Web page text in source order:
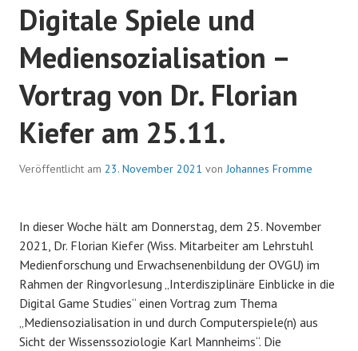
Digitale Spiele und
Mediensozialisation –
Vortrag von Dr. Florian
Kiefer am 25.11.
Veröffentlicht am 23. November 2021 vonJohannes Fromme
In dieser Woche hält am Donnerstag, dem 25. November
2021, Dr. Florian Kiefer (Wiss. Mitarbeiter am Lehrstuhl
Medienforschung und Erwachsenenbildung der OVGU) im
Rahmen der Ringvorlesung „Interdisziplinäre Einblicke in die
Digital Game Studies“ einen Vortrag zum Thema
„Mediensozialisation in und durch Computerspiele(n) aus
Sicht der Wissenssoziologie Karl Mannheims“. Die